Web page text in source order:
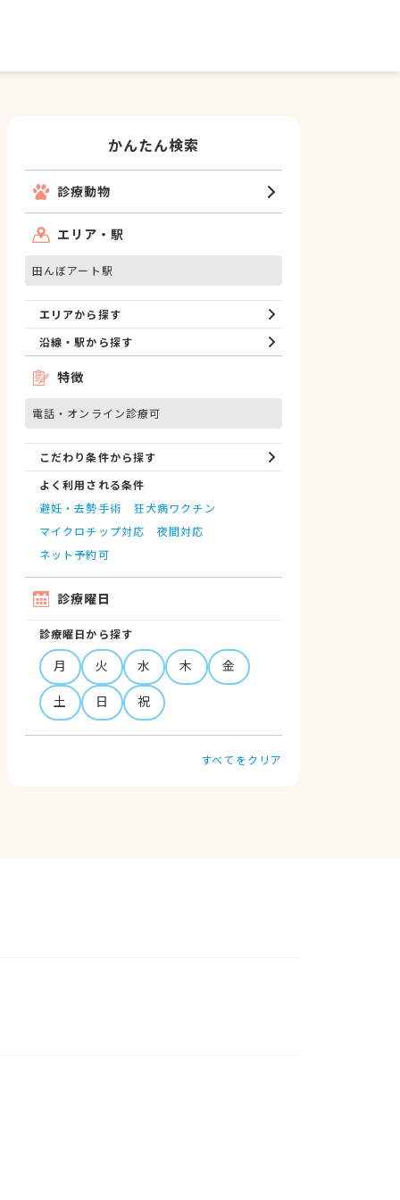
かんたん検索
診療動物
エリア・駅
田んぼアート駅
エリアから探す
沿線・駅から探す
特徴
電話・オンライン診療可
こだわり条件から探す
よく利用される条件
避妊・去勢手術
狂犬病ワクチン
マイクロチップ対応
夜間対応
ネット予約可
診療曜日
診療曜日から探す
月 火 水 木
金
土
日 祝
すべてをクリア